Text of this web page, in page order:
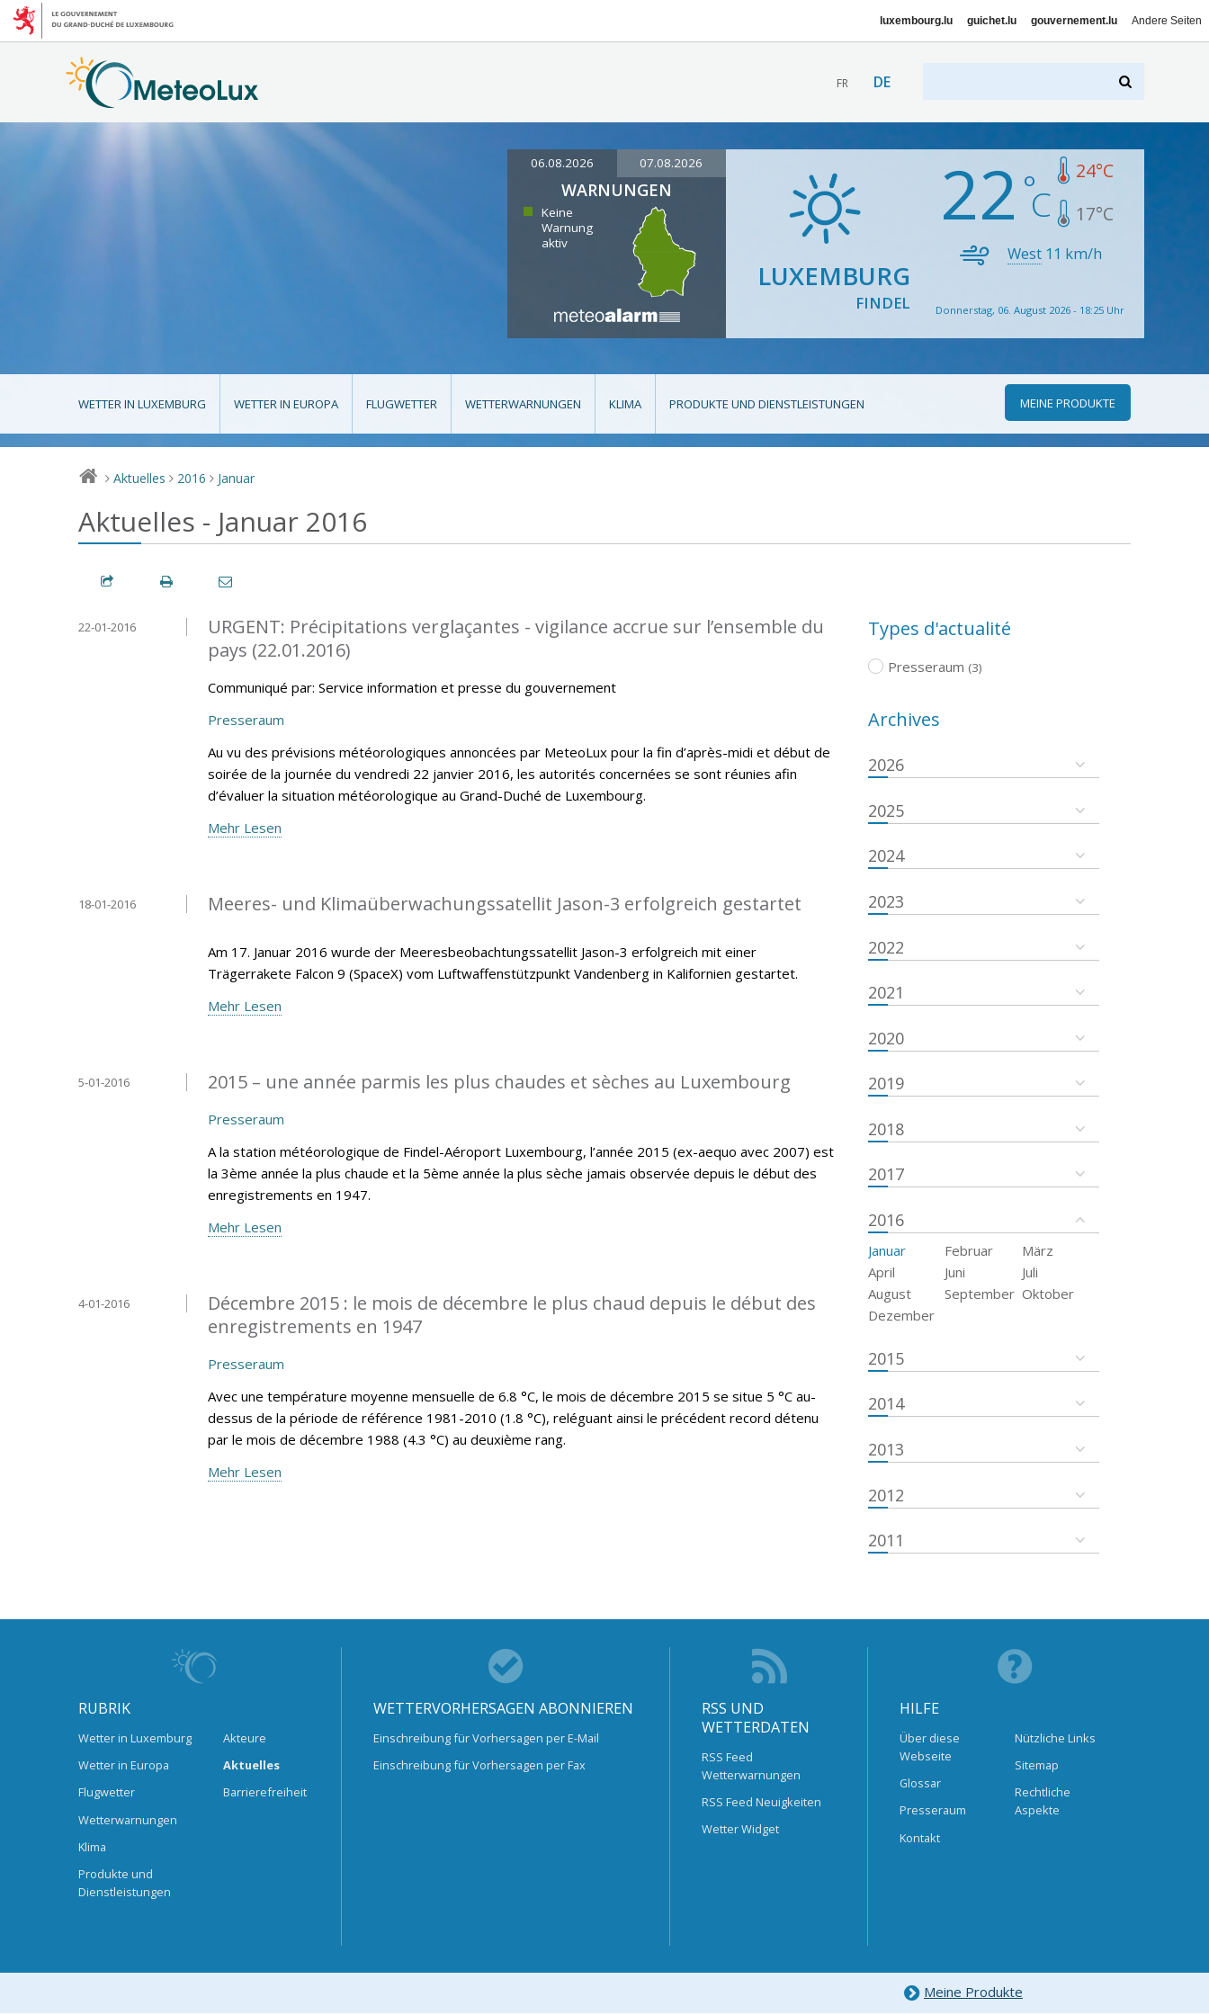
luxembourg.lu guichet.lu gouvernement.lu Andere Seiten
FR DE
06.08.2026 07.08.2026
WARNUNGEN
Keine
Warnung
aktiv
LUXEMBURG
FINDEL
22 24°C
17°C
West 11 km/h
Donnerstag, 06. August 2026 - 18:25 Uhr
WETTER IN LUXEMBURG WETTER IN EUROPA FLUGWETTER WETTERWARNUNGEN KLIMA PRODUKTE UND DIENSTLEISTUNGEN MEINE PRODUKTE
> Aktuelles > 2016 > Januar
Aktuelles - Januar 2016
URGENT: Précipitations verglaçantes - vigilance accrue sur l’ensemble du
pays (22.01.2016)
Communiqué par: Service information et presse du gouvernement
22-01-2016
Presseraum
Au vu des prévisions météorologiques annoncées par MeteoLux pour la fin d’après-midi et début de
soirée de la journée du vendredi 22 janvier 2016, les autorités concernées se sont réunies afin
d’évaluer la situation météorologique au Grand-Duché de Luxembourg.
Mehr Lesen
Meeres- und Klimaüberwachungssatellit Jason-3 erfolgreich gestartet
18-01-2016
Am 17. Januar 2016 wurde der Meeresbeobachtungssatellit Jason-3 erfolgreich mit einer
Trägerrakete Falcon 9 (SpaceX) vom Luftwaffenstützpunkt Vandenberg in Kalifornien gestartet.
Mehr Lesen
2015 – une année parmis les plus chaudes et sèches au Luxembourg
5-01-2016
Presseraum
A la station météorologique de Findel-Aéroport Luxembourg, l’année 2015 (ex-aequo avec 2007) est
la 3ème année la plus chaude et la 5ème année la plus sèche jamais observée depuis le début des
enregistrements en 1947.
Mehr Lesen
Décembre 2015 : le mois de décembre le plus chaud depuis le début des
enregistrements en 1947
4-01-2016
Presseraum
Avec une température moyenne mensuelle de 6.8 °C, le mois de décembre 2015 se situe 5 °C au-
dessus de la période de référence 1981-2010 (1.8 °C), reléguant ainsi le précédent record détenu
par le mois de décembre 1988 (4.3 °C) au deuxième rang.
Mehr Lesen
Types d'actualité
Presseraum (3)
Archives
2026
2025
2024
2023
2022
2021
2020
2019
2018
2017
2016
Januar Februar
März
April
Juni
Juli
August
September Oktober
Dezember
2015
2014
2013
2012
2011
RUBRIK
Wetter in Luxemburg
Wetter in Europa
Flugwetter
Wetterwarnungen
Klima
Produkte und
Dienstleistungen
Akteure
Aktuelles
Barrierefreiheit
WETTERVORHERSAGEN ABONNIEREN
Einschreibung für Vorhersagen per E-Mail
Einschreibung für Vorhersagen per Fax
RSS UND
WETTERDATEN
RSS Feed
Wetterwarnungen
RSS Feed Neuigkeiten
Wetter Widget
HILFE
Über diese
Webseite
Glossar
Presseraum
Kontakt
Nützliche Links
Sitemap
Rechtliche
Aspekte
Meine Produkte